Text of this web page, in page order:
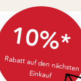
10%*
Rabatt auf den nächsten
Einkauf